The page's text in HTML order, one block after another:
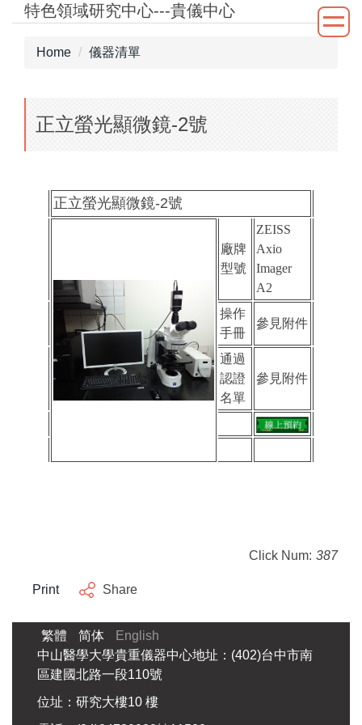
Jump
特色領域研究中心---貴儀中心
Home 儀器清單
正立螢光顯微鏡-2號
正立螢光顯微鏡-2號
廠牌
型號
ZEISS
Axio
Imager
A2
操作
手冊
參見附件
通過
認證
名單
參見附件
Click Num: 387
Print Share
繁體 简体
English
中山醫學大學貴重儀器中心地址：(402)台中市南
區建國北路一段110號
位址：研究大樓10 樓